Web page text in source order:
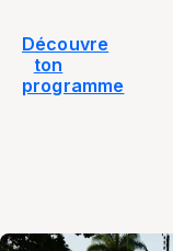
Découvre
ton
programme